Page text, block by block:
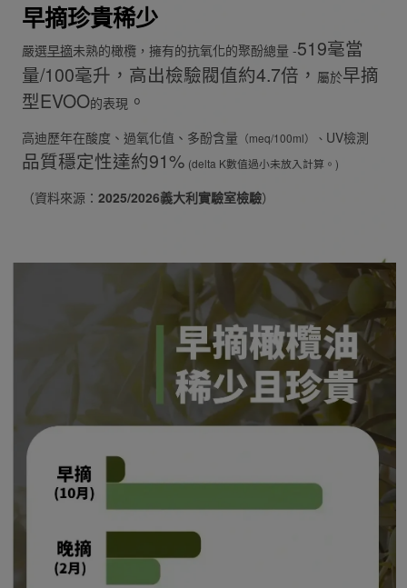
早摘珍貴稀少
嚴選早摘未熟的橄欖，擁有的抗氧化的聚酚總量 -519毫當
量/100毫升，高出檢驗閥值約4.7倍， 屬於早摘
型EVOO的表現 。
高迪歷年在酸度、過氧化值、多酚含量 （meq/100ml）、 UV檢測
品質穩定性達約91% (delta K數值過小未放入計算。)
（資料來源： 2025/2026義大利實驗室檢驗）